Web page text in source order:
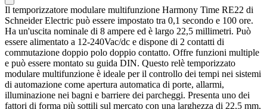
Il temporizzatore modulare multifunzione Harmony Time RE22 di
Schneider Electric può essere impostato tra 0,1 secondo e 100 ore.
Ha un'uscita nominale di 8 ampere ed è largo 22,5 millimetri. Può
essere alimentato a 12-240Vac/dc e dispone di 2 contatti di
commutazione doppio polo doppio contatto. Offre funzioni multiple
e può essere montato su guida DIN. Questo relè temporizzato
modulare multifunzione è ideale per il controllo dei tempi nei sistemi
di automazione come apertura automatica di porte, allarmi,
illuminazione nei bagni e barriere dei parcheggi. Presenta uno dei
fattori di forma più sottili sul mercato con una larghezza di 22,5 mm,